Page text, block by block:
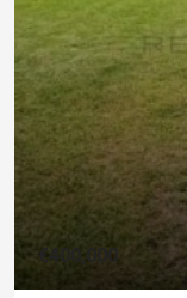
€400,000